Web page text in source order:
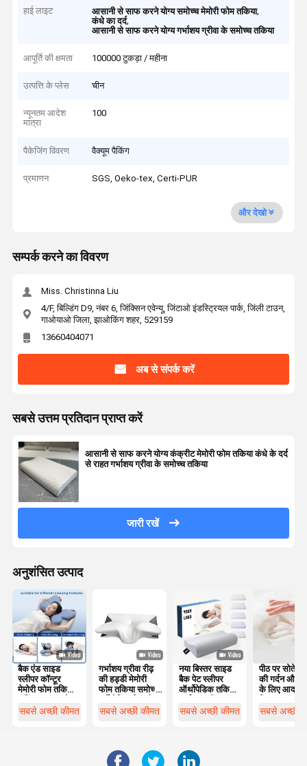
हाई लाइट आसानी से साफ करने योग्य समोच्च मेमोरी फोम तकिया,
कंधे का दर्द,
आसानी से साफ करने योग्य गर्भाशय ग्रीवा के समोच्च तकिया
आपूर्ति की क्षमता 100000 टुकड़ा / महीना
उत्पत्ति के प्लेस चीन
न्यूनतम आदेश
मात्रा
100
पैकेजिंग विवरण वैक्यूम पैकिंग
प्रमाणन SGS, Oeko-tex, Certi-PUR
और देखो
सम्पर्क करने का विवरण
Miss. Christinna Liu
4/F, बिल्डिंग D9, नंबर 6, जिंक्सिन एवेन्यू, जिंटाओ इंडस्ट्रियल पार्क, जिंली टाउन,
गाओयाओ जिला, झाओकिंग शहर, 529159
13660404071
अब से संपर्क करें
सबसे उत्तम प्रतिदान प्राप्त करें
आसानी से साफ करने योग्य कंक्रीट मेमोरी फोम तकिया कंधे के दर्द
से राहत गर्भाशय ग्रीवा के समोच्च तकिया
जारी रखें
अनुशंसित उत्पाद
बैक एंड साइड
स्लीपर कॉन्टूर
मेमोरी फोम तकिया
साथ मशीन धोने के
सबसे अच्छी कीमत
गर्भाशय ग्रीवा रीढ़
की हड्डी मेमोरी
फोम तकिया समोच्च
के आकार का
सबसे अच्छी कीमत
नया बिस्तर साइड
बैक पेट स्लीपर
ऑर्थोपेडिक तकिया
समोच्च एर्गोनोमिक
सबसे अच्छी कीमत
पीठ पर सोते
की गर्दन और
के लिए आदर्श
सबसे अच्छी